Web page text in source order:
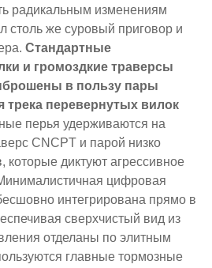
радикальным изменениям
столь же суровый приговор и
Стандартные
и громоздкие траверсы
в пользу пары
трека перевернутых вилок
перья удерживаются на
CNCPT и парой низко
которые диктуют агрессивное
цифровая
интегрирована прямо в
сверхчистый вид из
отделаны по элитным
главные тормозные